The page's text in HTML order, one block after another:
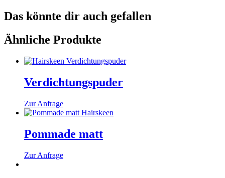
Das könnte dir auch gefallen
Ähnliche Produkte
Verdichtungspuder
Zur AnfrageDieses
Produkt
mehrere
Varianten
Die
Pommade matt
Zur Anfrage